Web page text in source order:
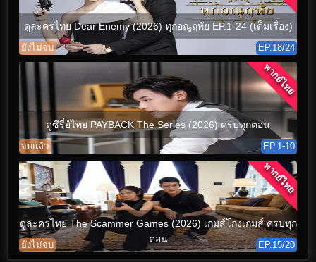
ดูละครไทย Dear Enemy (2026) ทุกอณูฤทัย EP.1-24 (เต็มเรื่อง)
ยังไม่จบ EP.18/24
ดูซีรี่ย์ไทย PAYBACK The Series (2026) ครบทุกตอน
จบแล้ว EP.1-10
พากย์ไทย
ดูละครไทย The Scammer Games (2026) เกมส์โกงเกมส์ ครบทุก
ตอน
ยังไม่จบ EP.15/20
พากย์ไทย